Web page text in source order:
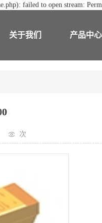
failed to open stream:
关于我们 产品中心
次